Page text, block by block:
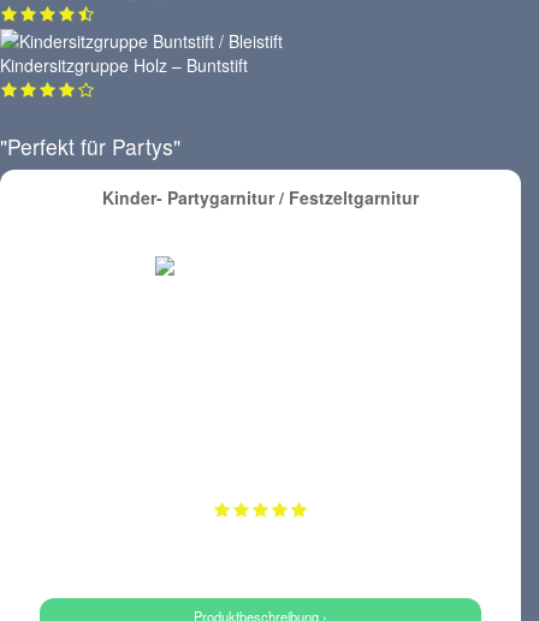
Kindersitzgruppe Holz – Buntstift
"Perfekt für Partys"
Kinder- Partygarnitur / Festzeltgarnitur
Produktbeschreibung ›